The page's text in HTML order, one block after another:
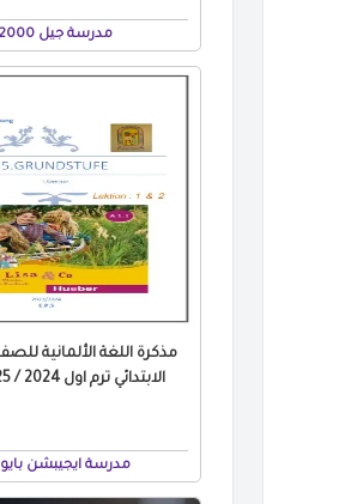
مدرسة جيل 2000
مذكرة اللغة الألمانية
الابتدائي ترم اول 2024 / 2025 PDF
مدرسة ايجيبشن